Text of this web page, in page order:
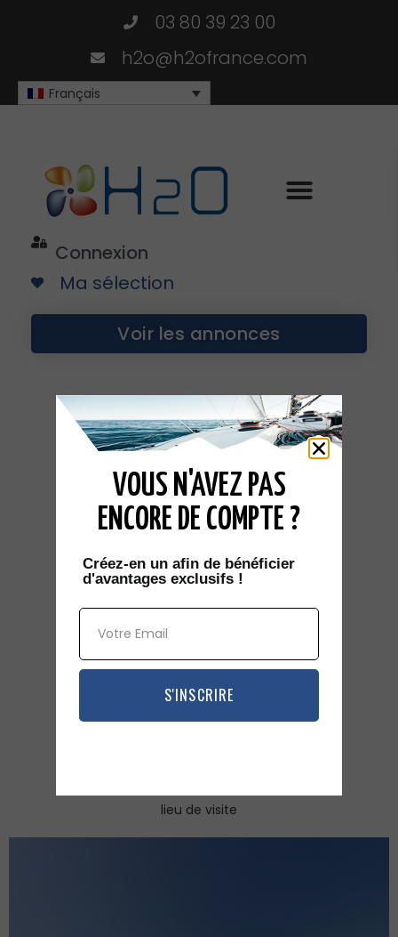
03 80 39 23 00
h2o@h2ofrance.com
Français
Connexion
Ma sélection
Voir les annonces
KIM MARINE “LE FEELING”
55 000€
11.50 m
1
4
couchage(s)
lieu de visite
VOUS N'AVEZ PAS
ENCORE DE COMPTE ?
Créez-en un afin de bénéficier
d'avantages exclusifs !
S'INSCRIRE